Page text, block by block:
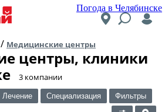
Погода в Челябинске
/ Медицинские центры
центры, клиники
​3 компании
Лечение Специализация Фильтры